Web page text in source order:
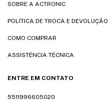
SOBRE A ACTRONIC
POLÍTICA DE TROCA E DEVOLUÇÃO
COMO COMPRAR
ASSISTÊNCIA TÉCNICA
ENTRE EM CONTATO
5511996605020